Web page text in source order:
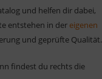
und helfen dir dabei,
entstehen in der eigenen
und geprüfte Qualität.
findest du rechts die